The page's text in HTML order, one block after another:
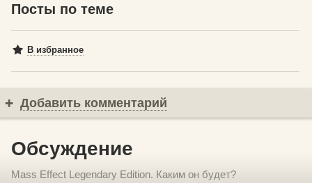
Посты по теме
В избранное
Добавить комментарий
Обсуждение
Mass Effect Legendary Edition. Каким он будет?